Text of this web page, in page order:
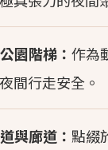
園階梯： 作為
間行走安全。
與廊道： 點綴